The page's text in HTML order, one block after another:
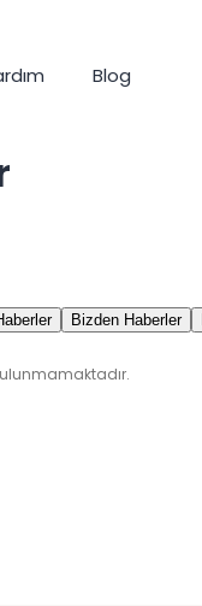
Blog
Bizden Haberler